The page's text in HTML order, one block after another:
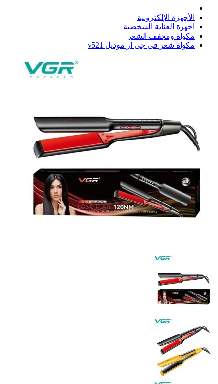
الأجهزة الإلكترونية
اجهزة العناية الشخصية
مكواة ومجفف الشعر
مكواة شعر فى جى ار موديل v521